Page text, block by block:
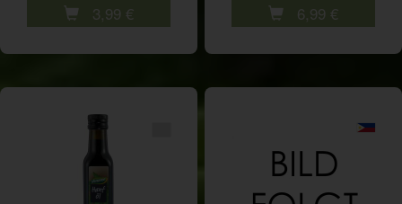
3,99 € 6,99 €